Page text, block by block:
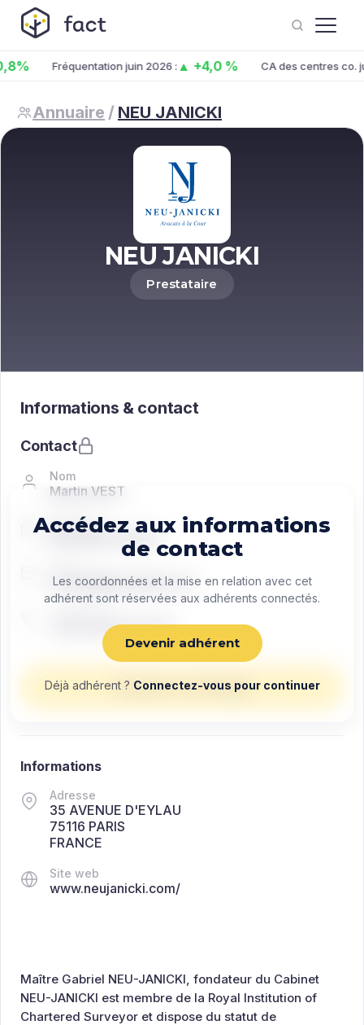
Fréquentation juin 2026 :▲ +4,0 % CA des centres co. juin
Annuaire / NEU JANICKI
NEU JANICKI
Prestataire
Maître Gabriel NEU-JANICKI, fondateur du Cabinet
NEU-JANICKI est membre de la Royal Institution of
Chartered Surveyor et dispose du statut de
Informations & contact
Contact
Nom
Martin VEST
Fonction
Managing director
contact@exemple.com
+33 0 00 00 00 00
Envoyer un message
Accédez aux informations
de contact
Les coordonnées et la mise en relation avec cet
adhérent sont réservées aux adhérents connectés.
Devenir adhérent
Déjà adhérent ? Connectez-vous pour continuer
Informations
Adresse
35 AVENUE D'EYLAU
75116 PARIS
FRANCE
Site web
www.neujanicki.com/